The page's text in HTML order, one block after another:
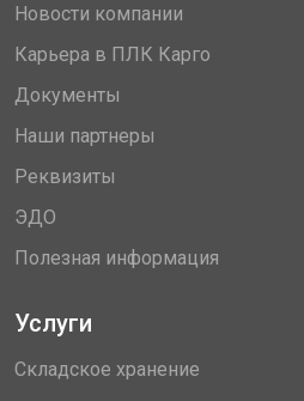
Новости компании
Карьера в ПЛК Карго
Документы
Наши партнеры
Реквизиты
ЭДО
Полезная информация
Услуги
Складское хранение